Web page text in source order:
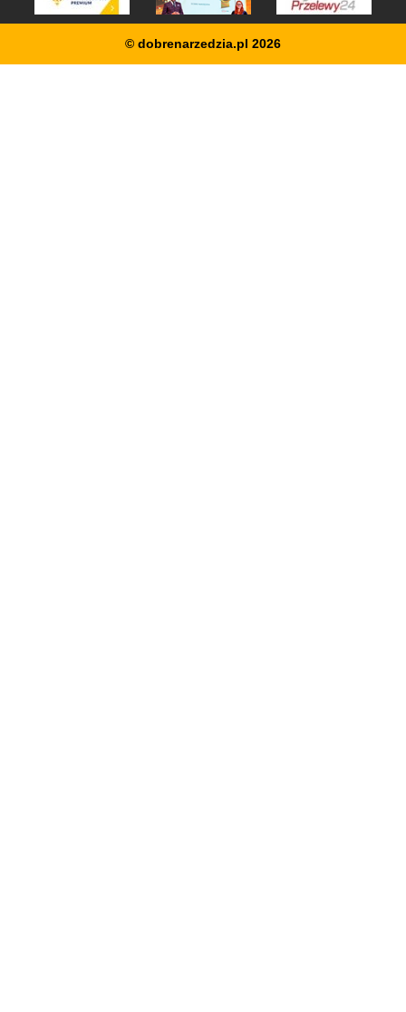
© dobrenarzedzia.pl 2026